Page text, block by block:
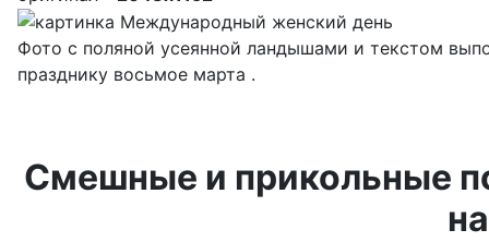
Фото с поляной усеянной ландышами и текстом
празднику восьмое марта .
Смешные и прикольные